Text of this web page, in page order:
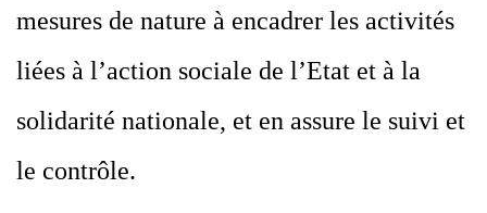
mesures de nature à encadrer les activités
liées à l’action sociale de l’Etat et à la
solidarité nationale, et en assure le suivi et
le contrôle.